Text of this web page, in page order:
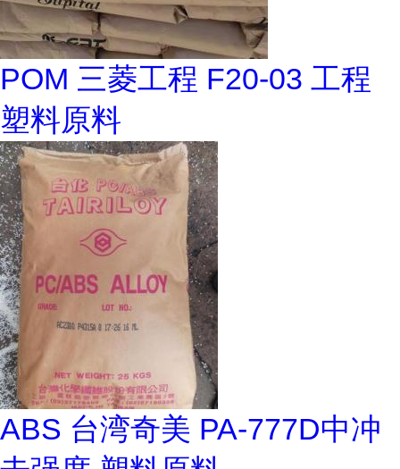
POM 三菱工程 F20-03 工程
塑料原料
ABS 台湾奇美 PA-777D中冲